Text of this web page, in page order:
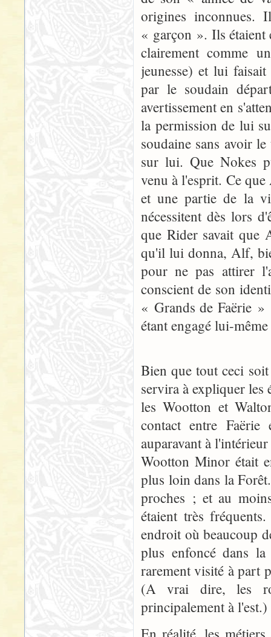
origines inconnues.
« garçon ». Ils étaient
clairement comme
jeunesse) et lui
par le soudain
avertissement en
la permission de lui
soudaine sans avoir
sur lui. Que Nokes
venu à l'esprit. Ce
et une partie de la
nécessitent dès lors
que Rider savait que
qu'il lui donna, Alf,
pour ne pas attirer
conscient de son
« Grands de Faërie »
étant engagé lui-
Bien que tout ceci
servira à expliquer les
les Wootton et
contact entre
auparavant à
Wootton Minor était
plus loin dans la
proches ; et au
étaient très
endroit où beaucoup
plus enfoncé dans
rarement visité à part
(A vrai dire, les
principalement à l'est.)